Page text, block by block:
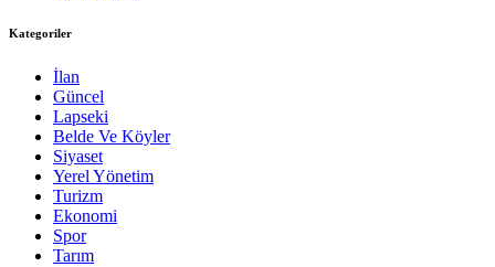
Kategoriler
İlan
Güncel
Lapseki
Belde Ve Köyler
Siyaset
Yerel Yönetim
Turizm
Ekonomi
Spor
Tarım